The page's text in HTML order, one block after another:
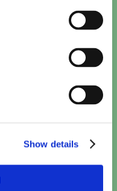
Show details
TICKETS
TICKETS